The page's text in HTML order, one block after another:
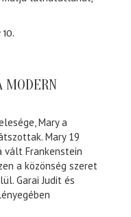
MODERN
Mary a
Mary 19
vált Frankenstein
a közönség szeret
Garai Judit és